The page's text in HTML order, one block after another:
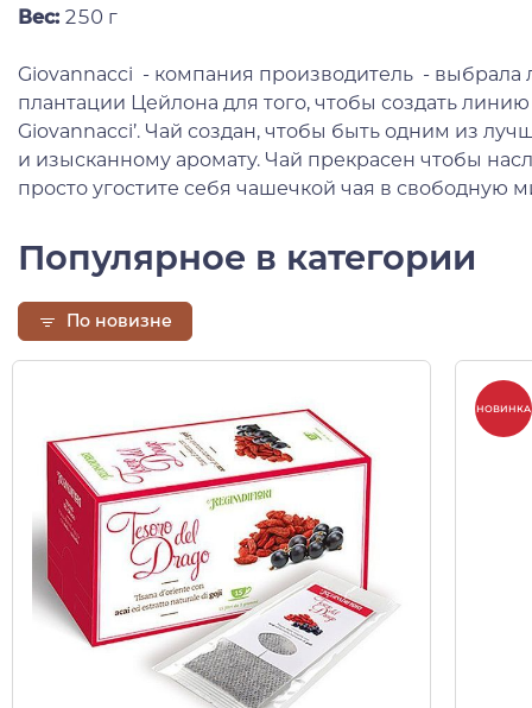
Вес: 250 г
Giovannacci - компания производитель - выбрала
плантации Цейлона для того, чтобы создать
Giovannacci’. Чай создан, чтобы быть одним из
и изысканному аромату. Чай прекрасен чтобы
просто угостите себя чашечкой чая в свободную
Популярное в категории
По новизне
НОВИНКА